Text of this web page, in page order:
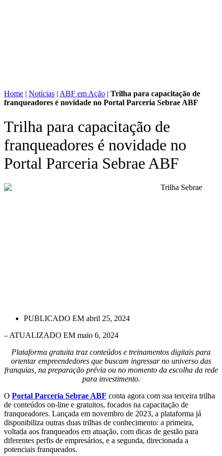
Home | Notícias | ABF em Ação | Trilha para capacitação de
franqueadores é novidade no Portal Parceria Sebrae ABF
Trilha para capacitação de
franqueadores é novidade no
Portal Parceria Sebrae ABF
PUBLICADO EM abril 25, 2024
– ATUALIZADO EM maio 6, 2024
Plataforma gratuita traz conteúdos e treinamentos digitais para
orientar empreendedores que buscam ingressar no universo das
franquias, na preparação prévia ou no momento da escolha da rede
para investimento.
O Portal Parceria Sebrae ABF conta agora com sua terceira trilha
de conteúdos on-line e gratuitos, focados na capacitação de
franqueadores. Lançada em novembro de 2023, a plataforma já
disponibiliza outras duas trilhas de conhecimento: a primeira,
voltada aos franqueados em atuação, com dicas de gestão para
diferentes perfis de empresários, e a segunda, direcionada a
potenciais franqueados.